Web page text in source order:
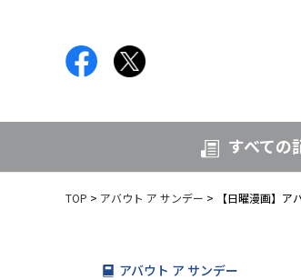
すべての
TOP アバウト ア サンデー 【日曜漫画】ア
アバウト ア サンデー